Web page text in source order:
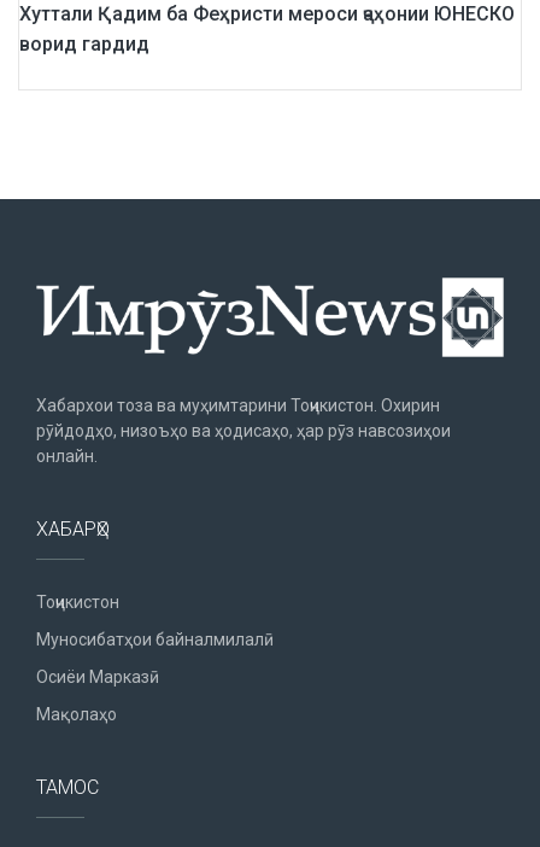
Хуттали Қадим ба Феҳристи мероси ҷаҳонии ЮНЕСКО
ворид гардид
Хабархои тоза ва муҳимтарини Тоҷикистон. Охирин
рӯйдодҳо, низоъҳо ва ҳодисаҳо, ҳар рӯз навсозиҳои
онлайн.
ХАБАРҲО
Тоҷикистон
Муносибатҳои байналмилалӣ
Осиёи Марказӣ
Мақолаҳо
ТАМОС